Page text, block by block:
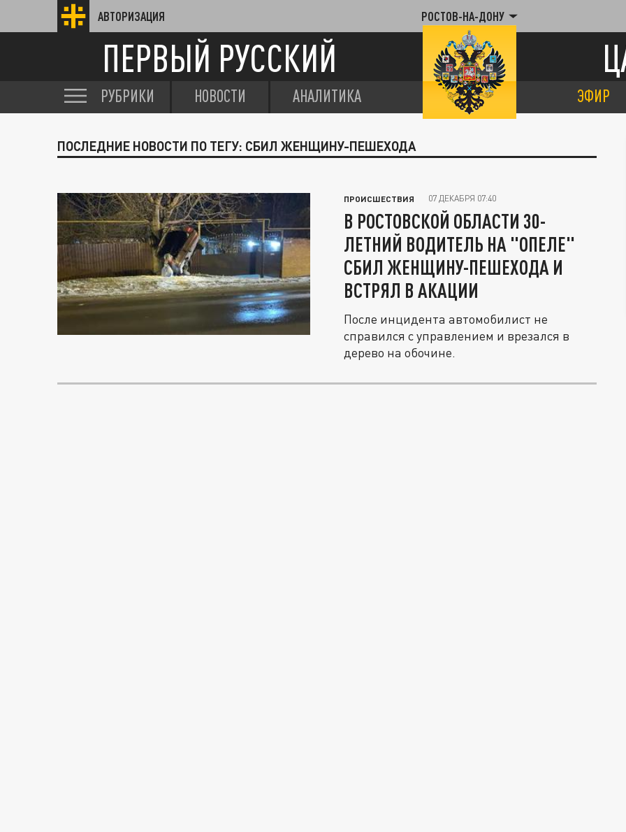
АВТОРИЗАЦИЯ РОСТОВ-НА-ДОНУ
ПЕРВЫЙ РУССКИЙ
РУБРИКИ НОВОСТИ АНАЛИТИКА ЭФИР
ПОСЛЕДНИЕ НОВОСТИ ПО ТЕГУ: СБИЛ ЖЕНЩИНУ-ПЕШЕХОДА
ПРОИСШЕСТВИЯ 07 ДЕКАБРЯ 07:40
В РОСТОВСКОЙ ОБЛАСТИ 30-
ЛЕТНИЙ ВОДИТЕЛЬ НА "ОПЕЛЕ"
СБИЛ ЖЕНЩИНУ-ПЕШЕХОДА И
ВСТРЯЛ В АКАЦИИ
После инцидента автомобилист не
справился с управлением и врезался в
дерево на обочине.